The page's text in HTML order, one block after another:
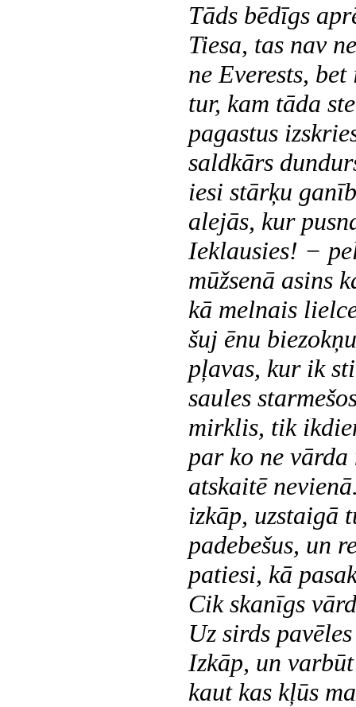
Tāds bēdīgs
Tiesa, tas nav
ne Everests,
tur, kam tāda
pagastus
saldkārs
iesi stārķu
alejās, kur
Ieklausies! −
mūžsenā asins
kā melnais
šuj ēnu
pļavas, kur ik
saules
mirklis, tik
par ko ne
atskaitē
izkāp, uzstaigā
padebešus, un
patiesi, kā
Cik skanīgs
Uz sirds
Izkāp, un
kaut kas kļūs